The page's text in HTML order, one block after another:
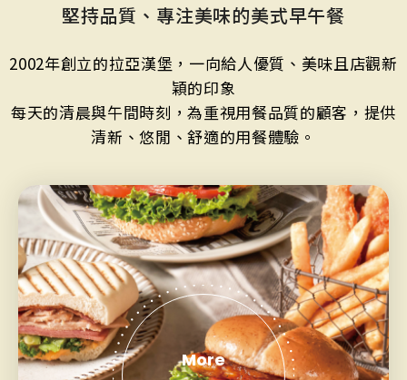
加盟專線：0800-268-998
堅持品質、專注美味的美式早午餐
2002年創立的拉亞漢堡，一向給人優質、美味且店觀新
穎的印象
每天的清晨與午間時刻，為重視用餐品質的顧客，提供
清新、悠閒、舒適的用餐體驗。
More